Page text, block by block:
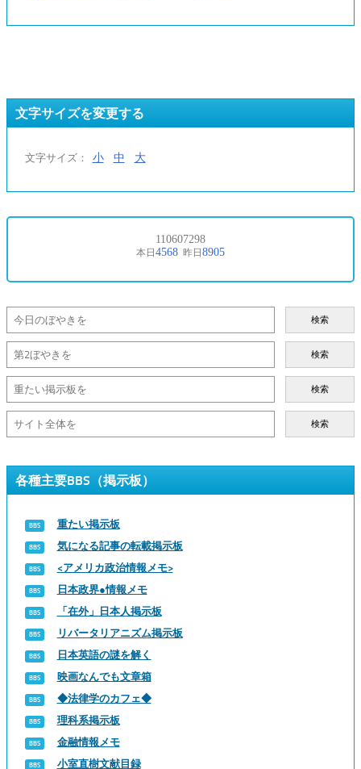
文字サイズを変更する
文字サイズ： 小 中 大
検索
検索
検索
検索
各種主要BBS（掲示板）
重たい掲示板
気になる記事の転載掲示板
<アメリカ政治情報メモ>
日本政界●情報メモ
「在外」日本人掲示板
リバータリアニズム掲示板
日本英語の謎を解く
映画なんでも文章箱
◆法律学のカフェ◆
理科系掲示板
金融情報メモ
小室直樹文献目録